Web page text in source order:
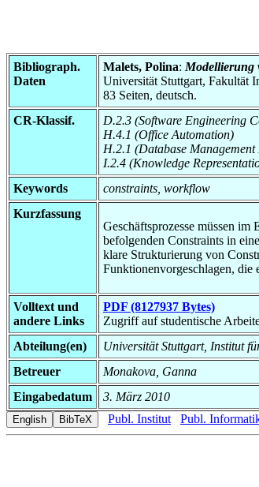
Bibliograph.
Daten
Malets, Polina: Modellierung
Universität Stuttgart, Fakultät
83 Seiten, deutsch.
CR-Klassif.
D.2.3 (Software Engineering
H.4.1 (Office Automation)
H.2.1 (Database
I.2.4 (Knowledge
Keywords
constraints, workflow
Kurzfassung
Geschäftsprozesse müssen
befolgenden Constraints in
klare Strukturierung von
Funktionenvorgeschlagen, die
Volltext und
andere Links
PDF (8127937 Bytes)
Zugriff auf studentische
Abteilung(en)
Universität Stuttgart, Institut
Betreuer
Monakova, Ganna
Eingabedatum
3. März 2010
Publ. Institut
Publ.